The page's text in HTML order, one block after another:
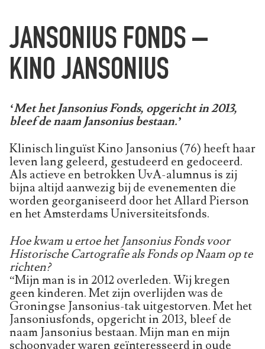
JANSONIUS FONDS –
KINO JANSONIUS
‘Met het Jansonius Fonds, opgericht in 2013,
bleef de naam Jansonius bestaan.’
Klinisch linguïst Kino Jansonius (76) heeft haar
leven lang geleerd, gestudeerd en gedoceerd.
Als actieve en betrokken UvA-alumnus is zij
bijna altijd aanwezig bij de evenementen die
worden georganiseerd door het Allard Pierson
en het Amsterdams Universiteitsfonds.
Hoe kwam u ertoe het Jansonius Fonds voor
Historische Cartografie als Fonds op Naam op te
richten?
“Mijn man is in 2012 overleden. Wij kregen
geen kinderen. Met zijn overlijden was de
Groningse Jansonius-tak uitgestorven. Met het
Jansoniusfonds, opgericht in 2013, bleef de
naam Jansonius bestaan. Mijn man en mijn
schoonvader waren geïnteresseerd in oude